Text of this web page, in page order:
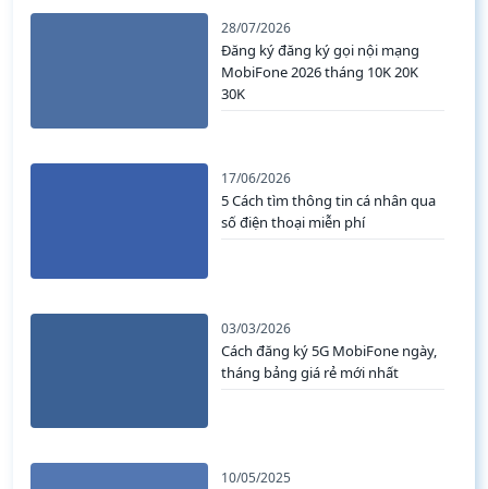
28/07/2026
Đăng ký đăng ký gọi nội mạng
MobiFone 2026 tháng 10K 20K
30K
17/06/2026
5 Cách tìm thông tin cá nhân qua
số điện thoại miễn phí
03/03/2026
Cách đăng ký 5G MobiFone ngày,
tháng bảng giá rẻ mới nhất
10/05/2025